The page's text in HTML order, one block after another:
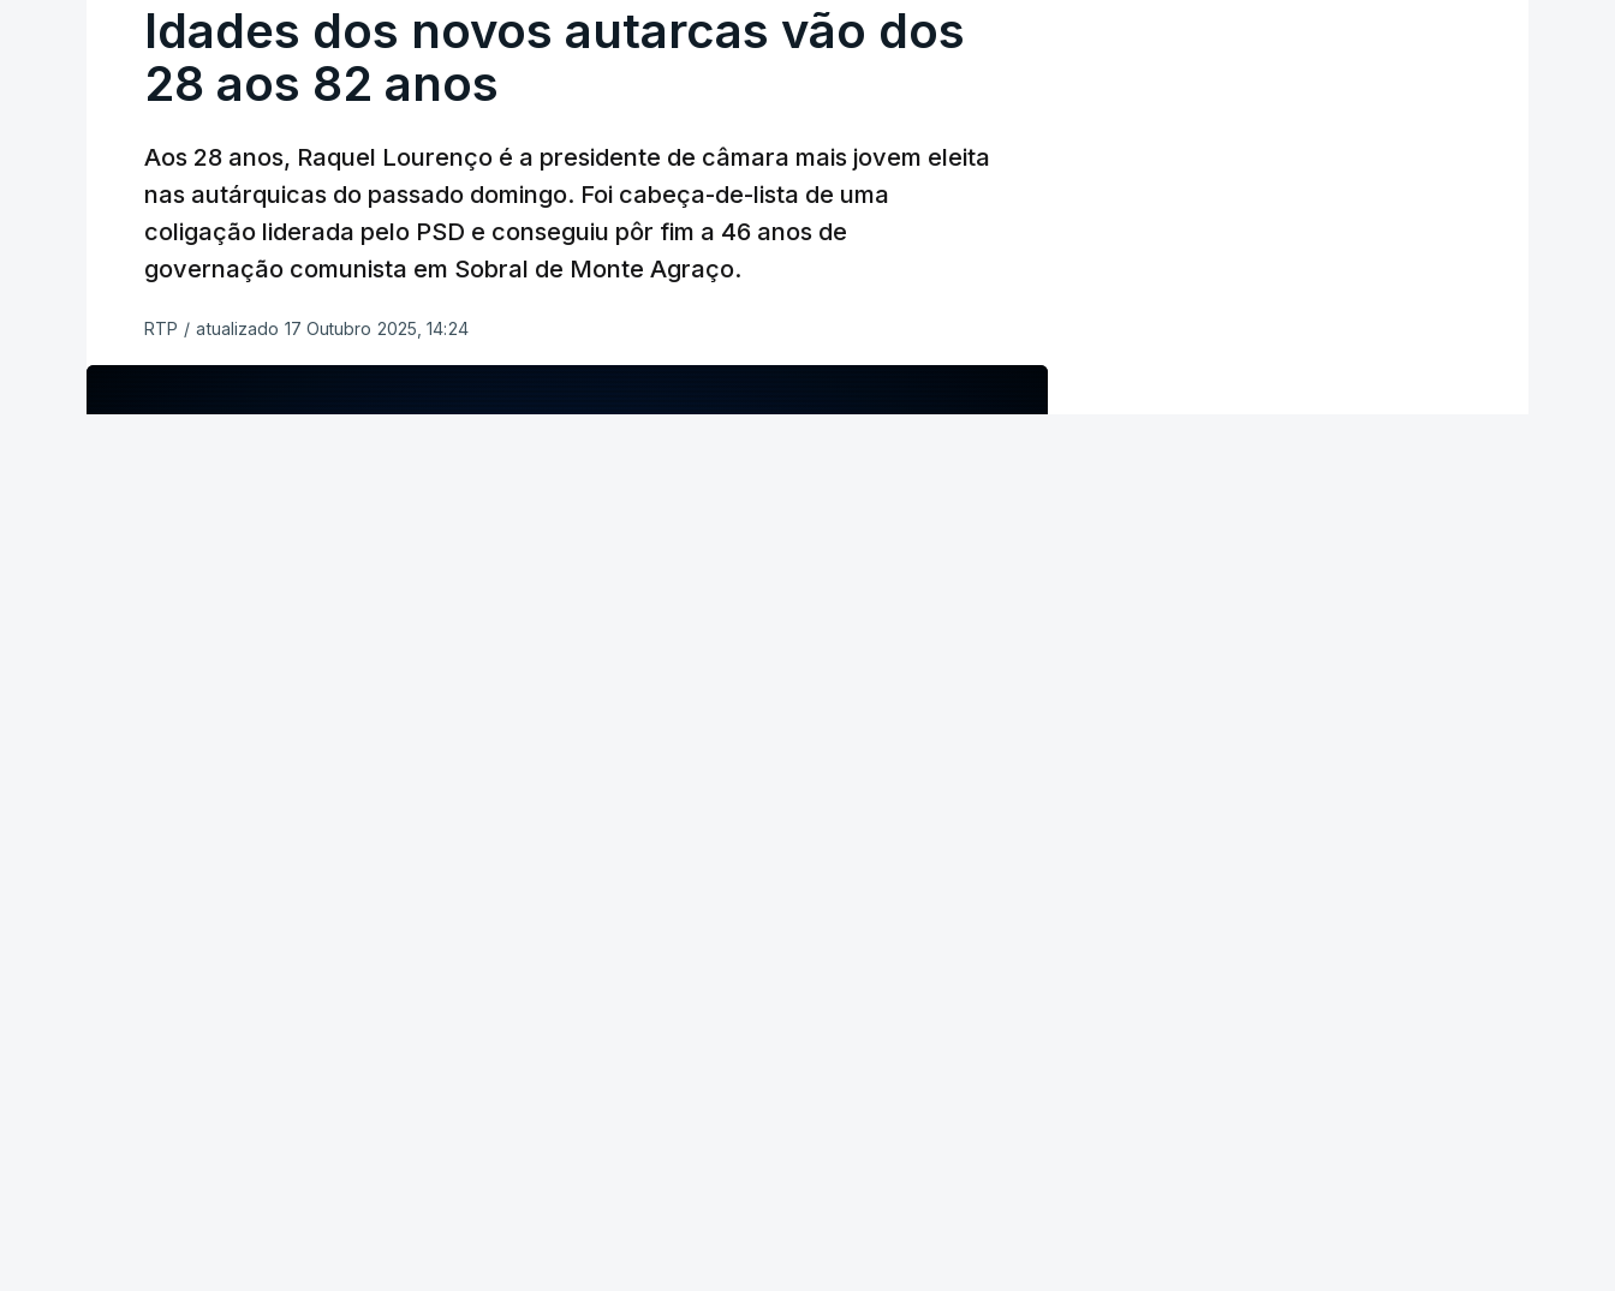
votos decidirem" a eleição de um vereador.
ERRO100
Idades dos novos autarcas vão dos
28 aos 82 anos
Aos 28 anos, Raquel Lourenço é a presidente de câmara mais jovem eleita
nas autárquicas do passado domingo. Foi cabeça-de-lista de uma
coligação liderada pelo PSD e conseguiu pôr fim a 46 anos de
governação comunista em Sobral de Monte Agraço.
RTP / atualizado 17 Outubro 2025, 14:24